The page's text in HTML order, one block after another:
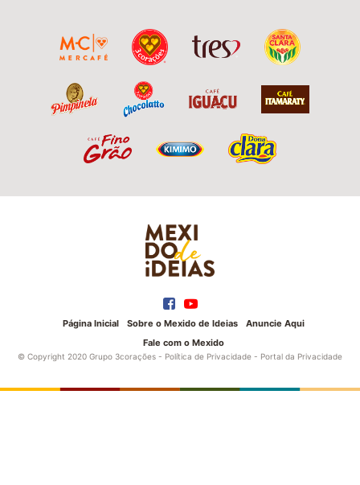
Página Inicial Sobre o Mexido de Ideias
Anuncie Aqui
Fale com o Mexido
© Copyright 2020 Grupo 3corações - Política de Privacidade - Portal da Privacidade